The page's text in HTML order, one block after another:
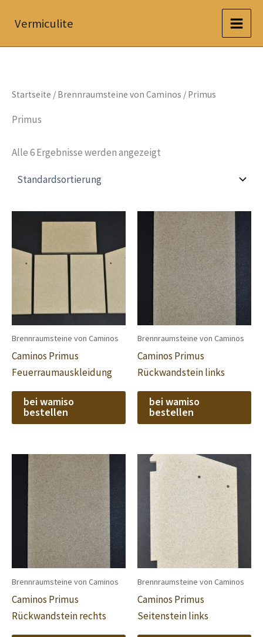
InhaltVermiculite
Startseite / Brennraumsteine von Caminos / Primus
Primus
Alle 6 Ergebnisse werden angezeigt
Brennraumsteine von Caminos
Caminos Primus
Feuerraumauskleidung
bei wamiso
bestellen
Brennraumsteine von Caminos
Caminos Primus
Rückwandstein links
bei wamiso
bestellen
Brennraumsteine von Caminos
Caminos Primus
Rückwandstein rechts
Brennraumsteine von Caminos
Caminos Primus
Seitenstein links